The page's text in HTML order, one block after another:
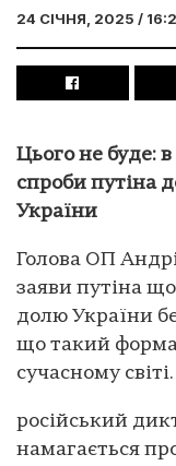
24 СІЧНЯ, 2025 /
Цього не буде:
спроби путіна
України
Голова ОП
заяви путіна
долю України
що такий
сучасному світі.
російський
намагається